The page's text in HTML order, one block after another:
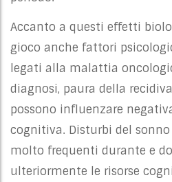
Accanto a questi effetti
gioco anche fattori
legati alla malattia
diagnosi, paura della
possono influenzare
cognitiva. Disturbi del
molto frequenti durante e
ulteriormente le risorse